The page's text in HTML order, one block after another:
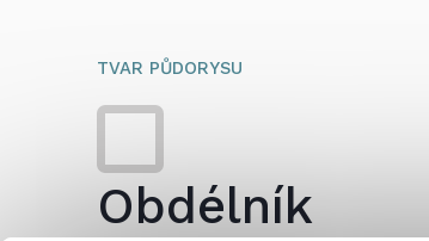
TVAR PŮDORYSU
Obdélník